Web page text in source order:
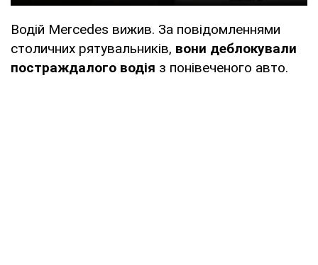
Водій Mercedes вижив. За повідомленнями
столичних рятувальників, вони деблокували
постраждалого водія з понівеченого авто.